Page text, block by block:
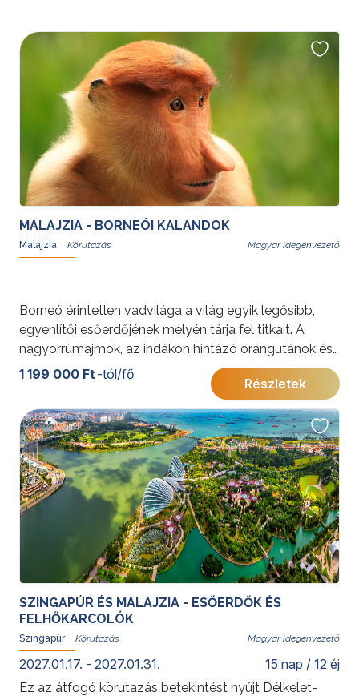
További érdekességekért Malajziáról kattintson
ide,
Szingapúrrólról pedigide.
MALAJZIA - BORNEÓI KALANDOK
Malajzia Magyar idegenvezető
Borneó érintetlen vadvilága a világ egyik legősibb,
egyenlítői esőerdőjének mélyén tárja fel titkait. A
nagyorrúmajmok, az indákon hintázó orángutánok és
a ritka törpeelefántok közelsége, valamint a dzsungel
lenyűgöző gazdagsága emlékeztet a természet
erejére és szépségére.
További érdekességekért Malajziáról kattintson ide.
1 199 000 Ft -tól/fő
Részletek
SZINGAPÚR ÉS MALAJZIA - ESŐERDŐK ÉS
FELHŐKARCOLÓK
Szingapúr Magyar idegenvezető
2027.01.17. - 2027.01.31. 15 nap / 12 éj
Ez az átfogó körutazás betekintést nyújt Délkelet-